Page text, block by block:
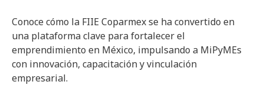
Conoce cómo la FIIE Coparmex se ha convertido en
una plataforma clave para fortalecer el
emprendimiento en México, impulsando a MiPyMEs
con innovación, capacitación y vinculación
empresarial.